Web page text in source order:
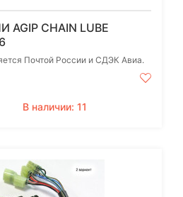
CHAIN LUBE
Почтой России и СДЭК Авиа.
В наличии: 11